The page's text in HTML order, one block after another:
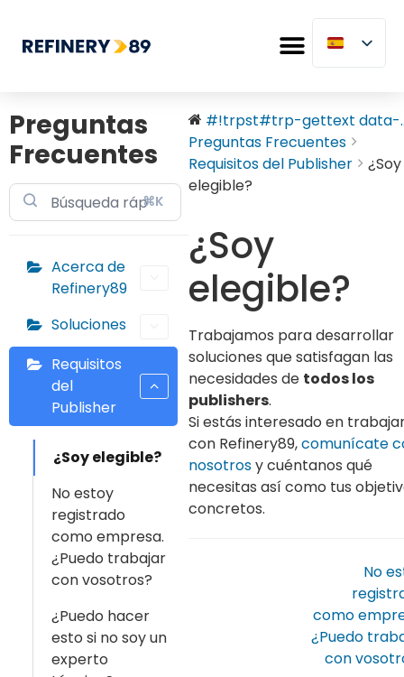
Preguntas
Frecuentes
⌘K
Acerca de
Refinery89
Soluciones
Requisitos
del
Publisher
¿Soy elegible?
No estoy
registrado
como empresa.
¿Puedo trabajar
con vosotros?
¿Puedo hacer
esto si no soy un
experto
#!trpst#trp-gettext data-
Preguntas Frecuentes
Requisitos del Publisher
¿Soy
elegible?
¿Soy
elegible?
Trabajamos para desarrollar
soluciones que satisfagan las
necesidades de todos los
publishers.
Si estás interesado en
con Refinery89,comunícate
nosotrosy cuéntanos qué
necesitas así como tus
concretos.
No
como
¿Puedo
con